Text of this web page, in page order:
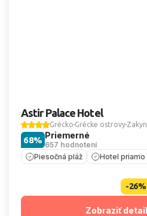
Astir Palace Hotel
Grécko Grécke ostrovy
Priemerné
657 hodnotení
68%
Piesočná pláž Hotel priamo
-26%
Zobraziť